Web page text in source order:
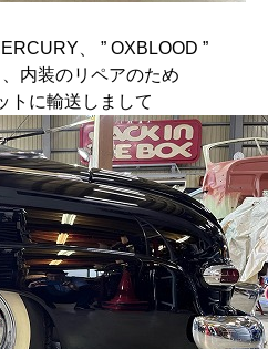
、 ” OXBLOOD ”
内装のリペアのため
トに輸送しまして